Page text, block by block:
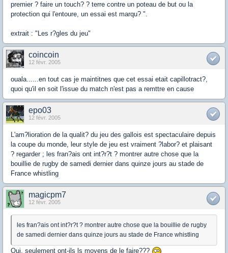
premier ? faire un touch? ? terre contre un poteau de but ou la
protection qui l'entoure, un essai est marqu? ".
extrait : "Les r?gles du jeu"
coincoin
12 févr. 2005
ouala......en tout cas je maintitnes que cet essai etait capillotract?,
quoi qu'il en soit l'issue du match n'est pas a remttre en cause
epo03
12 févr. 2005
L'am?lioration de la qualit? du jeu des gallois est spectaculaire depuis
la coupe du monde, leur style de jeu est vraiment ?labor? et plaisant
? regarder ; les fran?ais ont int?r?t ? montrer autre chose que la
bouillie de rugby de samedi dernier dans quinze jours au stade de
France whistling
magicpm7
12 févr. 2005
les fran?ais ont int?r?t ? montrer autre chose que la bouillie de rugby
de samedi dernier dans quinze jours au stade de France whistling
Oui, seulement ont-ils ls moyens de le faire???